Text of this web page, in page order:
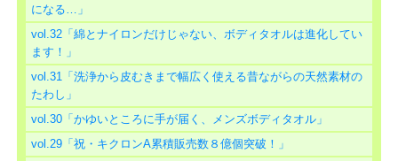
になる…」
vol.32「綿とナイロンだけじゃない、ボディタオルは進化してい
ます！」
vol.31「洗浄から皮むきまで幅広く使える昔ながらの天然素材の
たわし」
vol.30「かゆいところに手が届く、メンズボディタオル」
vol.29「祝・キクロンA累積販売数８億個突破！」